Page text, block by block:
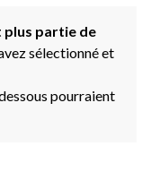
plus partie de
sélectionné et
pourraient